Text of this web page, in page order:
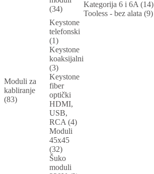
Moduli za
kabliranje
(83)
(34)
Kategorija 6 i 6A (14)
Tooless - bez alata (9)
Keystone
telefonski
(1)
Keystone
koaksijalni
(3)
Keystone
fiber
optički
HDMI,
USB,
RCA (4)
Moduli
45x45
(32)
Šuko
moduli